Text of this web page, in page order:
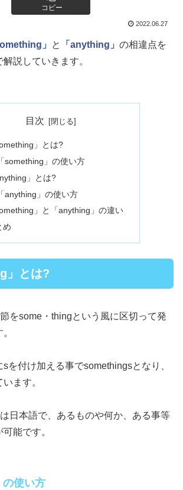
コピー
2022.06.27
」 と 「anything」 の相違点を
説していきます。
目次
」とは?
「something」の使い方
」とは?
「anything」の使い方
」と「anything」の違い
め
」とは?
をsome・thingという風に区切って発
を付け加える事でsomethingsとなり、
ます。
日本語で、あるものや何か、ある事等
能です。
の使い方